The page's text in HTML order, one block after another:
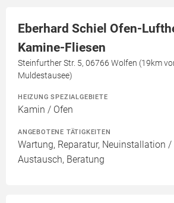
Eberhard Schiel Ofen-
Kamine-Fliesen
Steinfurther Str. 5, 06766 Wolfen (19km
Muldestausee)
HEIZUNG SPEZIALGEBIETE
Kamin / Ofen
ANGEBOTENE TÄTIGKEITEN
Wartung, Reparatur, Neuinstallation /
Austausch, Beratung